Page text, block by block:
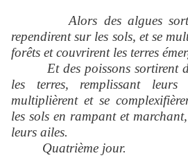
Alors des algues
rependirent sur les sols, et se
forêts et couvrirent les terres
Et des poissons sortirent
les terres, remplissant leurs
multiplièrent et se
les sols en rampant et
leurs ailes.
Quatrième jour.